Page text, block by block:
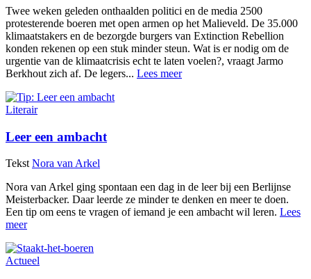
Twee weken geleden onthaalden politici en de media 2500
protesterende boeren met open armen op het Malieveld. De 35.000
klimaatstakers en de bezorgde burgers van Extinction Rebellion
konden rekenen op een stuk minder steun. Wat is er nodig om de
urgentie van de klimaatcrisis echt te laten voelen?, vraagt Jarmo
Berkhout zich af. De legers... Lees meer
Literair
Leer een ambacht
Tekst Nora van Arkel
Nora van Arkel ging spontaan een dag in de leer bij een Berlijnse
Meisterbacker. Daar leerde ze minder te denken en meer te doen.
Een tip om eens te vragen of iemand je een ambacht wil leren. Lees
meer
Actueel